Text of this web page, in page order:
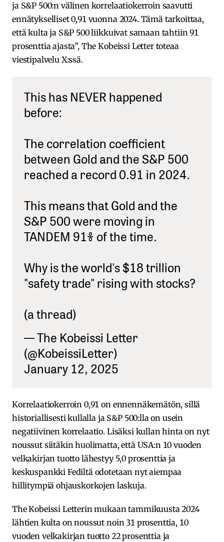
ja S&P 500:n välinen korrelaatiokerroin saavutti
ennätykselliset 0,91 vuonna 2024. Tämä tarkoittaa,
että kulta ja S&P 500 liikkuivat samaan tahtiin 91
prosenttia ajasta”, The Kobeissi Letter toteaa
viestipalvelu X:ssä.
This has NEVER happened
before:
The correlation coefficient
between Gold and the S&P 500
reached a record 0.91 in 2024.
This means that Gold and the
S&P 500 were moving in
TANDEM 91% of the time.
Why is the world's $18 trillion
"safety trade" rising with stocks?
(a thread)
— The Kobeissi Letter
(@KobeissiLetter)
January 12, 2025
Korrelaatiokerroin 0,91 on ennennäkemätön, sillä
historiallisesti kullalla ja S&P 500:lla on usein
negatiivinen korrelaatio. Lisäksi kullan hinta on nyt
noussut siitäkin huolimatta, että USA:n 10 vuoden
velkakirjan tuotto lähestyy 5,0 prosenttia ja
keskuspankki Fediltä odotetaan nyt aiempaa
hillitympiä ohjauskorkojen laskuja.
The Kobeissi Letterin mukaan tammikuusta 2024
lähtien kulta on noussut noin 31 prosenttia, 10
vuoden velkakirjan tuotto 22 prosenttia ja